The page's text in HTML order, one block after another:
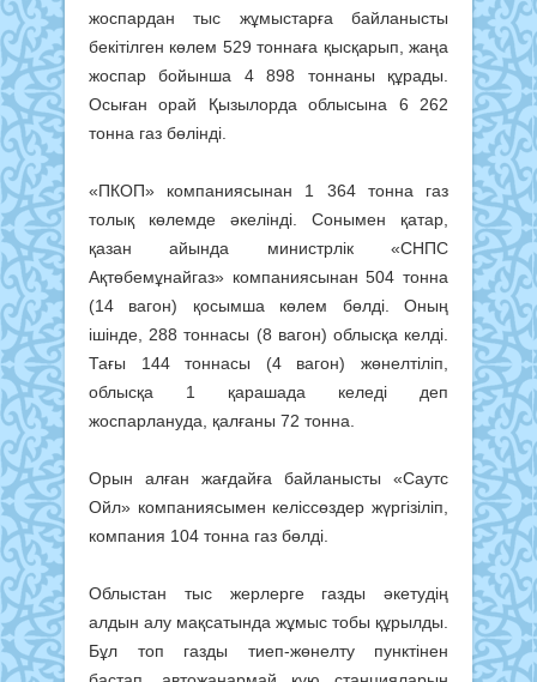
жоспардан тыс жұмыстарға байланысты
бекітілген көлем 529 тоннаға қысқарып, жаңа
жоспар бойынша 4 898 тоннаны құрады.
Осыған орай Қызылорда облысына 6 262
тонна газ бөлінді.
«ПКОП» компаниясынан 1 364 тонна газ
толық көлемде әкелінді. Сонымен қатар,
қазан айында министрлік «СНПС
Ақтөбемұнайгаз» компаниясынан 504 тонна
(14 вагон) қосымша көлем бөлді. Оның
ішінде, 288 тоннасы (8 вагон) облысқа келді.
Тағы 144 тоннасы (4 вагон) жөнелтіліп,
облысқа 1 қарашада келеді деп
жоспарлануда, қалғаны 72 тонна.
Орын алған жағдайға байланысты «Саутс
Ойл» компаниясымен келіссөздер жүргізіліп,
компания 104 тонна газ бөлді.
Облыстан тыс жерлерге газды әкетудің
алдын алу мақсатында жұмыс тобы құрылды.
Бұл топ газды тиеп-жөнелту пунктінен